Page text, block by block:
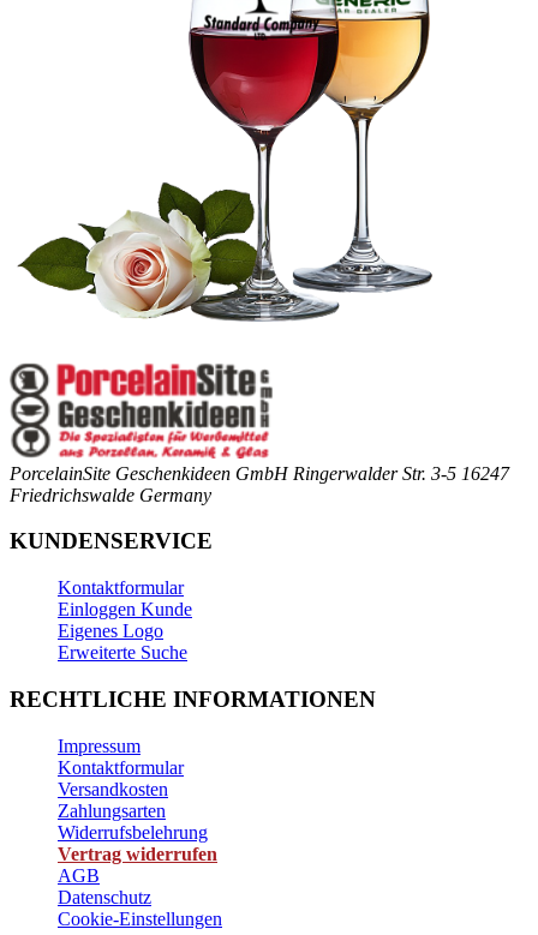
PorcelainSite Geschenkideen GmbH Ringerwalder Str. 3-5 16247
Friedrichswalde Germany
KUNDENSERVICE
Kontaktformular
Einloggen Kunde
Eigenes Logo
Erweiterte Suche
RECHTLICHE INFORMATIONEN
Impressum
Kontaktformular
Versandkosten
Zahlungsarten
Widerrufsbelehrung
Vertrag widerrufen
AGB
Datenschutz
Cookie-Einstellungen